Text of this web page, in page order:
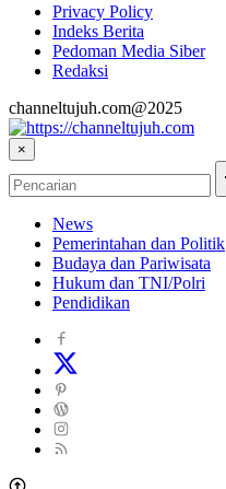
Privacy Policy
Indeks Berita
Pedoman Media Siber
Redaksi
channeltujuh.com@2025
×
News
Pemerintahan dan Politik
Budaya dan Pariwisata
Hukum dan TNI/Polri
Pendidikan